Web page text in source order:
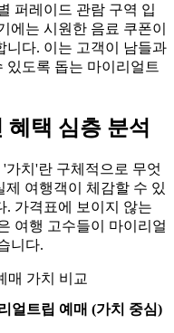
퍼레이드 관람 구역 입
에는 시원한 음료 쿠폰이
니다. 이는 고객이 남들과
있도록 돕는 마이리얼트
택 심층 분석
치'란 구체적으로 무엇
제 여행객이 체감할 수 있
. 가격표에 보이지 않는
여행 고수들이 마이리얼
니다.
매 가치 비교
얼트립 예매 (가치 중심)